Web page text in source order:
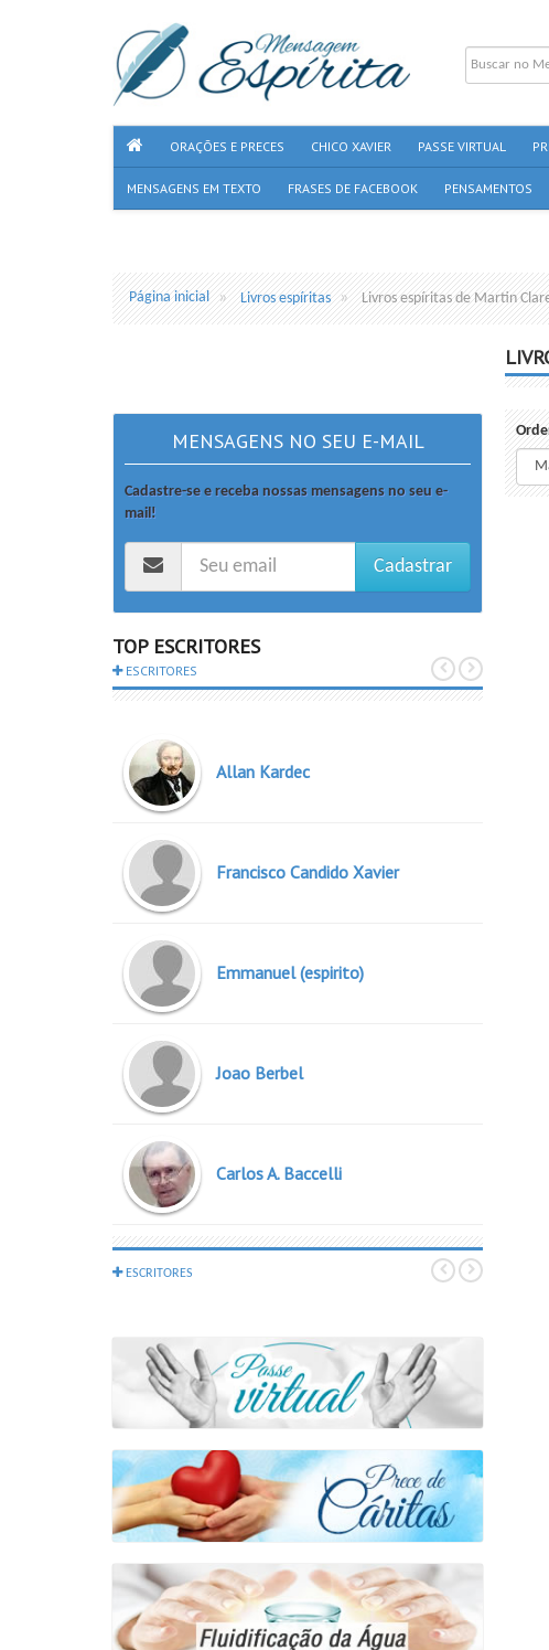
ORAÇÕES E PRECES CHICO XAVIER PASSE VIRTUAL
MENSAGENS EM TEXTO FRASES DE FACEBOOK PENSAMENTOS
Página inicial Livros espíritas Livros espíritas de Martin
MENSAGENS NO SEU E-MAIL
Cadastre-se e receba nossas mensagens no seu e-
mail!
Cadastrar
TOP ESCRITORES
ESCRITORES
Allan Kardec
Francisco Candido Xavier
Emmanuel (espirito)
Joao Berbel
Carlos A. Baccelli
Roque Jacintho
Joao Nunes Maia
Luiz Antonio Gasparetto
ESCRITORES